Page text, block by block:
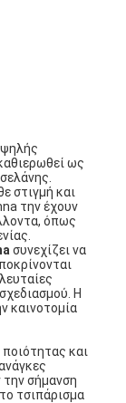
ως
στιγμή και
την έχουν
όπως
συνεχίζει να
Η
καινοτομία
και
σήμανση
τσιπάρισμα